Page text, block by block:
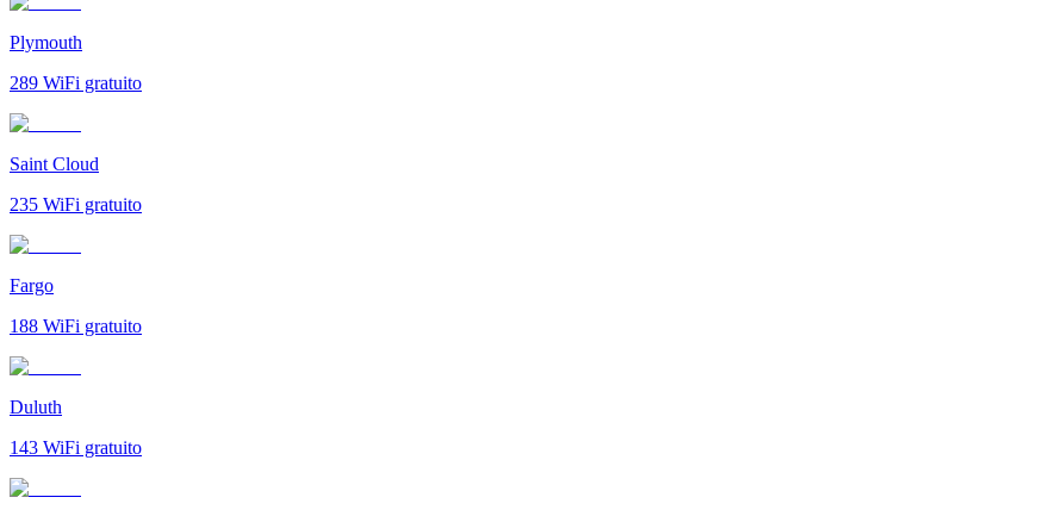
Plymouth
289 WiFi gratuito
Saint Cloud
235 WiFi gratuito
Fargo
188 WiFi gratuito
Duluth
143 WiFi gratuito